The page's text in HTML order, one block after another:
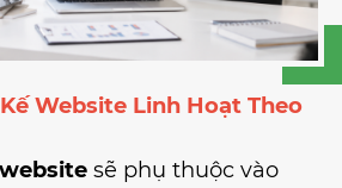
Website Linh Hoạt Theo
sẽ phụ thuộc vào